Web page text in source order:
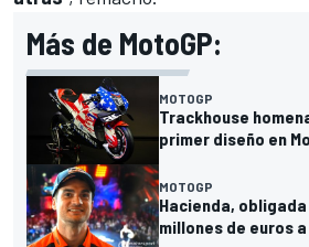
Más de MotoGP:
MOTOGP
Trackhouse
primer diseño en
MOTOGP
Hacienda,
millones de euros